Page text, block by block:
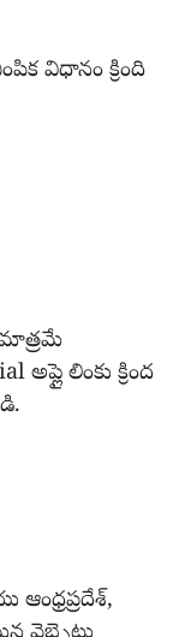
విధానం క్రింది
మాత్రమే
లింకు క్రింద